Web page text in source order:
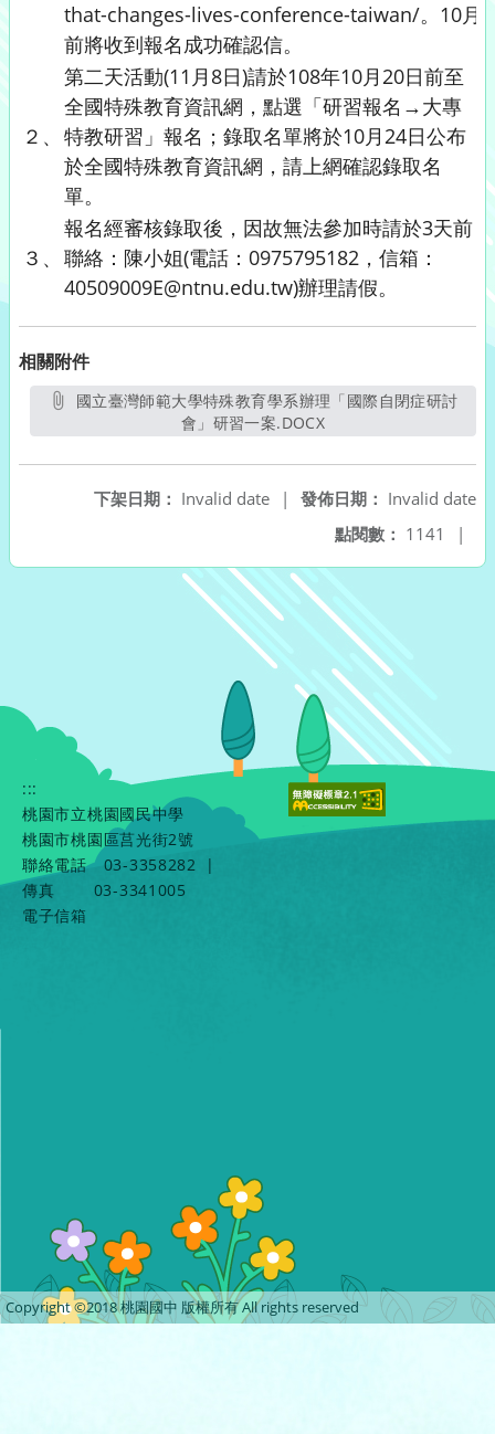
that-changes-lives-conference-taiwan/。10月
前將收到報名成功確認信。
２、
第二天活動(11月8日)請於108年10月20日前至
全國特殊教育資訊網，點選「研習報名→大專
特教研習」報名；錄取名單將於10月24日公布
於全國特殊教育資訊網，請上網確認錄取名
單。
３、
報名經審核錄取後，因故無法參加時請於3天前
聯絡：陳小姐(電話：0975795182，信箱：
40509009E@ntnu.edu.tw)辦理請假。
相關附件
會」研習一案.DOCX
發佈日期： Invalid date
下架日期： Invalid date
|
點閱數： 1141 |
:::
桃園市立桃園國民中學
桃園市桃園區莒光街2號
聯絡電話
03-3358282
|
傳真
03-3341005
電子信箱
Copyright ©2018 桃園國中 版權所有 All rights reserved